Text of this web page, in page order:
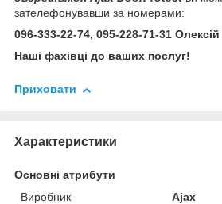
зателефонувавши за номерами:
096-333-22-74, 095-228-71-31
Наші фахівці до ваших послуг!
Приховати
Характеристики
Основні атрибути
Виробник
Ajax